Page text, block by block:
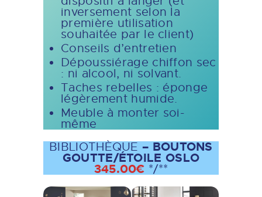
inversement selon la
première utilisation
souhaitée par le client)
Conseils d’entretien
Dépoussiérage chiffon sec
: ni alcool, ni solvant.
Taches rebelles : éponge
légèrement humide.
Meuble à monter soi-
même
BIBLIOTHÈQUE– BOUTONS
GOUTTE/ÉTOILE OSLO
345.00€ */**